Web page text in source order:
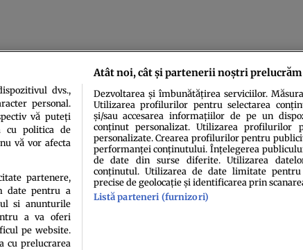
Politica de cookiesTermeni şi condiţii Echipa redacțională Contact
dvs.,
personal.
vă puteți
cu politica de
vă vor afecta
partenere,
date pentru a
si anunturile
a va oferi
pe website.
cu prelucrarea
Atât noi, cât și partenerii noștri
Dezvoltarea și îmbunătățirea serviciilor.
Utilizarea profilurilor pentru selectarea
și/sau accesarea informațiilor de pe un
conținut personalizat. Utilizarea profilurilor
personalizate. Crearea profilurilor pentru
performanței conținutului. Înțelegerea
de date din surse diferite. Utilizarea
conținutul. Utilizarea de date limitate
precise de geolocație și identificarea prin
Listă parteneri (furnizori)